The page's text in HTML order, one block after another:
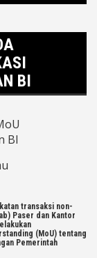
BI
transaksi non-
Paser dan Kantor
(MoU) tentang
Pemerintah